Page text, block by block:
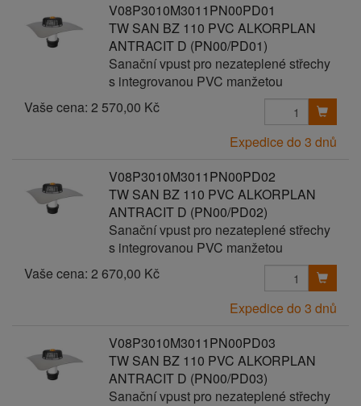
V08P3010M3011PN00PD01
TW SAN BZ 110 PVC ALKORPLAN
ANTRACIT D (PN00/PD01)
Sanační vpust pro nezateplené střechy
s integrovanou PVC manžetou
Vaše cena: 2 570,00 Kč
Expedice do 3 dnů
V08P3010M3011PN00PD02
TW SAN BZ 110 PVC ALKORPLAN
ANTRACIT D (PN00/PD02)
Sanační vpust pro nezateplené střechy
s integrovanou PVC manžetou
Vaše cena: 2 670,00 Kč
Expedice do 3 dnů
V08P3010M3011PN00PD03
TW SAN BZ 110 PVC ALKORPLAN
ANTRACIT D (PN00/PD03)
Sanační vpust pro nezateplené střechy